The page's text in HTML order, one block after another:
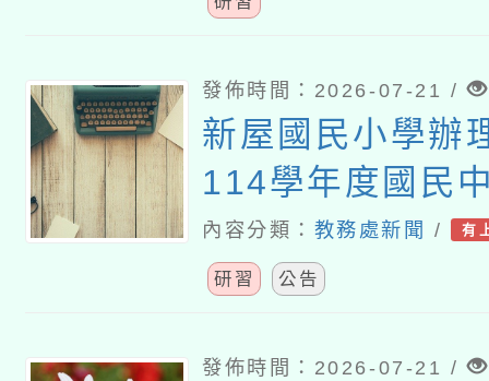
發佈時間：2026-07-21 /
新屋國民小學辦
114學年度國民
語文（客語文）
師認證計畫」
內容分類： 教務處新聞 / 有
研習 公告
發佈時間：2026-07-21 /